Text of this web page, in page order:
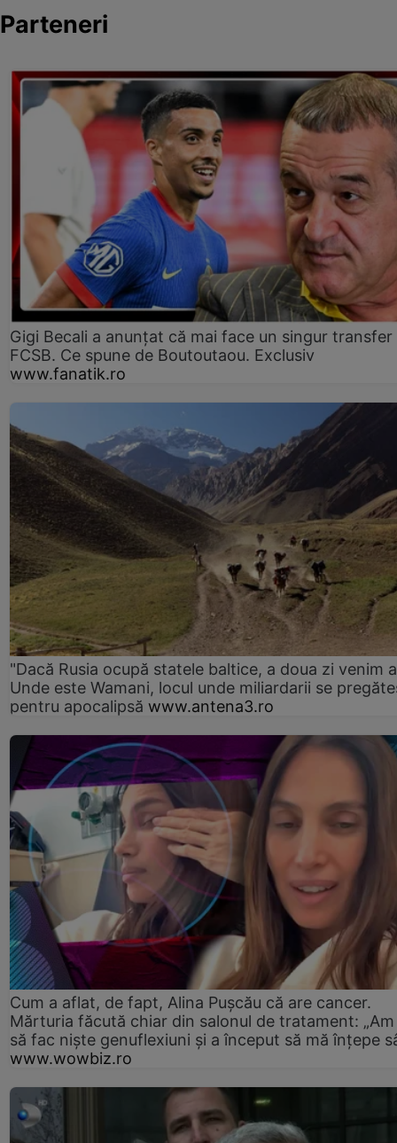
Parteneri
Gigi Becali a anunțat că mai face un singur transfer
FCSB. Ce spune de Boutoutaou. Exclusiv
www.fanatik.ro
"Dacă Rusia ocupă statele baltice, a doua zi venim
Unde este Wamani, locul unde miliardarii se
pentru apocalipsă www.antena3.ro
Cum a aflat, de fapt, Alina Pușcău că are cancer.
Mărturia făcută chiar din salonul de tratament:
să fac niște genuflexiuni și a început să mă înțepe
www.wowbiz.ro